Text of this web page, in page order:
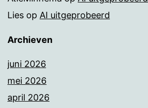
Lies op AI uitgeprobeerd
Archieven
juni 2026
mei 2026
april 2026